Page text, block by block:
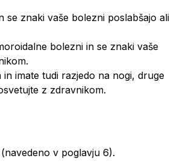
se znaki vaše bolezni poslabšajo ali
bolezni in se znaki vaše
imate tudi razjedo na nogi, druge
z zdravnikom.
v poglavju 6).